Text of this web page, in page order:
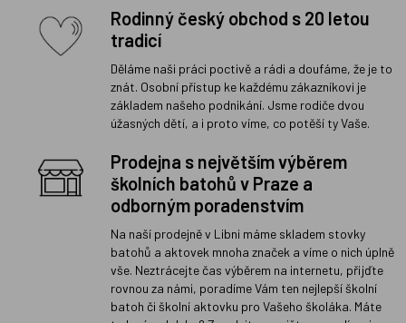
Rodinný český obchod s 20 letou
tradicí
Děláme naši práci poctivě a rádi a doufáme, že je to
znát. Osobní přístup ke každému zákazníkovi je
základem našeho podnikání. Jsme rodiče dvou
úžasných dětí, a i proto víme, co potěší ty Vaše.
Prodejna s největším výběrem
školních batohů v Praze a
odborným poradenstvím
Na naší prodejně v Libni máme skladem stovky
batohů a aktovek mnoha značek a víme o nich úplně
vše. Neztrácejte čas výběrem na internetu, přijďte
rovnou za námi, poradíme Vám ten nejlepší školní
batoh či školní aktovku pro Vašeho školáka. Máte